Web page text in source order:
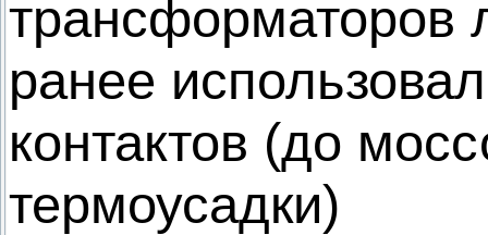
трансформаторов
ранее
контактов (до
термоусадки)